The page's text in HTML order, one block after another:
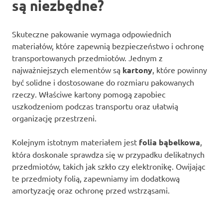
są niezbędne?
Skuteczne pakowanie wymaga odpowiednich
materiałów, które zapewnią bezpieczeństwo i ochronę
transportowanych przedmiotów. Jednym z
najważniejszych elementów są kartony , które powinny
być solidne i dostosowane do rozmiaru pakowanych
rzeczy. Właściwe kartony pomogą zapobiec
uszkodzeniom podczas transportu oraz ułatwią
organizację przestrzeni.
Kolejnym istotnym materiałem jest folia bąbelkowa
która doskonale sprawdza się w przypadku delikatnych
przedmiotów, takich jak szkło czy elektronikę. Owijając
te przedmioty folią, zapewniamy im dodatkową
amortyzację oraz ochronę przed wstrząsami.